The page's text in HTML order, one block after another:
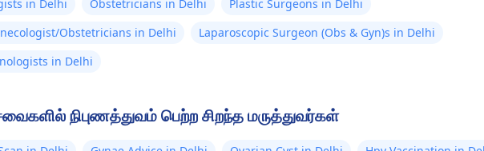
in Delhi Obstetricians in Delhi
Plastic Surgeons in Delhi
Obstetricians in Delhi
Laparoscopic Surgeon (Obs & Gyn)s in Delhi
in Delhi
நிபுணத்துவம் பெற்ற சிறந்த மருத்துவர்கள்